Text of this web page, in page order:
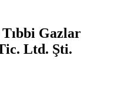
Tıbbi Gazlar
Ltd. Şti.